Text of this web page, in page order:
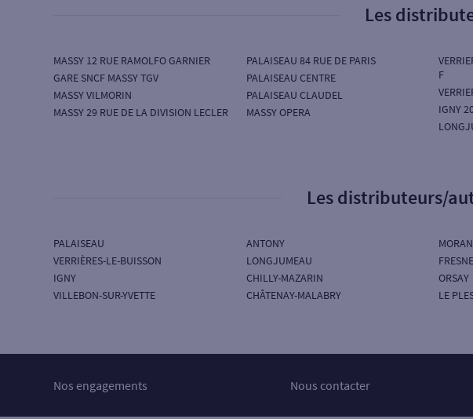
Les
MASSY 12 RUE RAMOLFO GARNIER
GARE SNCF MASSY TGV
MASSY VILMORIN
MASSY 29 RUE DE LA DIVISION LECLER
PALAISEAU 84 RUE DE PARIS
PALAISEAU CENTRE
PALAISEAU CLAUDEL
MASSY OPERA
F
IGNY
Les distributeurs/
PALAISEAU
VERRIÈRES-LE-BUISSON
IGNY
VILLEBON-SUR-YVETTE
ANTONY
LONGJUMEAU
CHILLY-MAZARIN
CHÂTENAY-MALABRY
ORSAY
LE
Nos engagements Nous contacter